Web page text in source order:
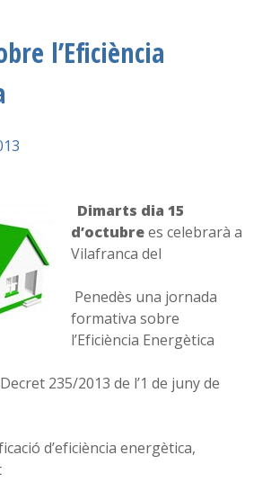
l’Eficiència
Dimarts dia 15
d’octubrees celebrarà a
Vilafranca del
Penedès una jornada
formativa sobre
l’Eficiència Energètica
235/2013 de l’1 de juny de
d’eficiència energètica,